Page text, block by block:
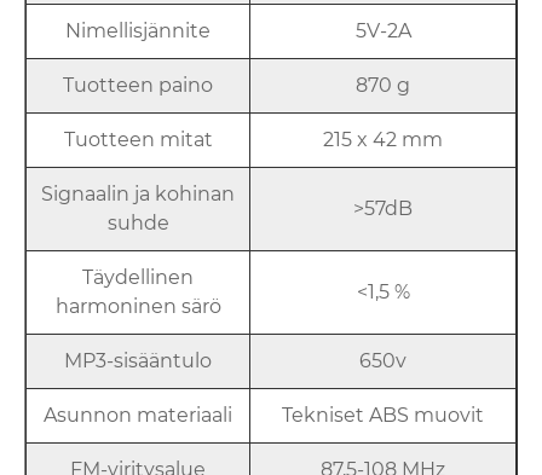
Nimellisjännite 5V-2A
Tuotteen paino 870 g
Tuotteen mitat 215 x 42 mm
Signaalin ja kohinan
suhde
>57dB
Täydellinen
harmoninen särö
<1,5 %
MP3-sisääntulo 650v
Asunnon materiaali Tekniset ABS muovit
FM-viritysalue 87,5-108 MHz